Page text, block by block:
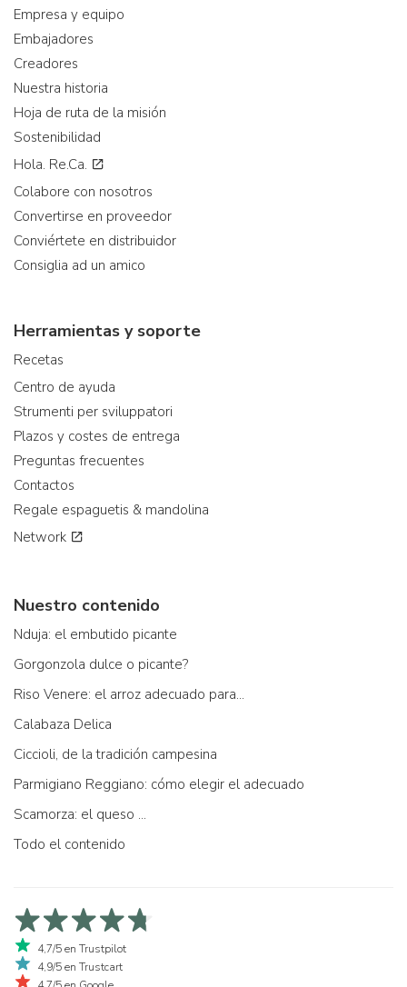
Empresa y equipo
Embajadores
Creadores
Nuestra historia
Hoja de ruta de la misión
Sostenibilidad
Hola. Re.Ca.
Colabore con nosotros
Convertirse en proveedor
Conviértete en distribuidor
Consiglia ad un amico
Herramientas y soporte
Recetas
Centro de ayuda
Strumenti per sviluppatori
Plazos y costes de entrega
Preguntas frecuentes
Contactos
Regale espaguetis & mandolina
Network
Nuestro contenido
Nduja: el embutido picante
Gorgonzola dulce o picante?
Riso Venere: el arroz adecuado para...
Calabaza Delica
Ciccioli, de la tradición campesina
Parmigiano Reggiano: cómo elegir el adecuado
Scamorza: el queso ...
Todo el contenido
4,7/5 en Trustpilot
4,9/5 en Trustcart